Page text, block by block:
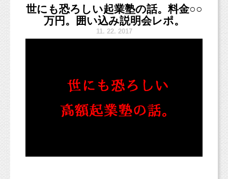
http://studiomilk.jp/blog_dtl/entry/359
「HPを見て来ました」と言うかもしれません。
広告の効果測定ができなかったのです。
後から冷静になると、
とても単純なことに気づけていませんでした。
そう、単純に、
ペット・ファミリーフォト
http://www.studiomilk.jp/news_dtl/entry/359
お出かけプランで撮影のあとはお参りに！
黒のベーシックなお着物がとっても似合っててかっこよかったね
世にも恐ろしい起業塾の話。料金○○
万円。囲い込み説明会レポ。
11. 22. 2017